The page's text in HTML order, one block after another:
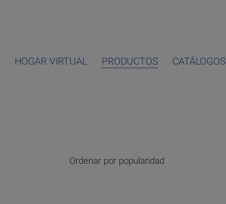
HOGAR VIRTUAL PRODUCTOS CATÁLOGOS
Ordenar por popularidad